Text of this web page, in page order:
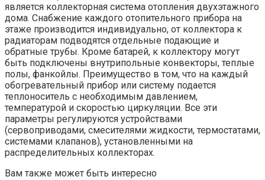
является коллекторная система отопления двухэтажного
дома. Снабжение каждого отопительного прибора на
этаже производится индивидуально, от коллектора к
радиаторам подводятся отдельные подающие и
обратные трубы. Кроме батарей, к коллектору могут
быть подключены внутрипольные конвекторы, теплые
полы, фанкойлы. Преимущество в том, что на каждый
обогревательный прибор или систему подается
теплоноситель с необходимым давлением,
температурой и скоростью циркуляции. Все эти
параметры регулируются устройствами
(сервоприводами, смесителями жидкости, термостатами,
системами клапанов), установленными на
распределительных коллекторах.
Вам также может быть интересно